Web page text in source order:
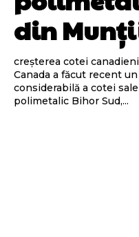
din
creșterea cotei
Canada a făcut recent
considerabilă a cotei
polimetalic Bihor Sud,...